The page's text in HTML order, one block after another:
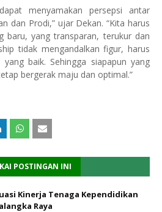
menyamakan persepsi antar
dan Prodi,” ujar Dekan. “Kita harus
baru, yang transparan, terukur dan
tidak mengandalkan figur, harus
baik. Sehingga siapapun yang
bergerak maju dan optimal.”
POSTINGAN INI
Kinerja Tenaga Kependidikan
Raya